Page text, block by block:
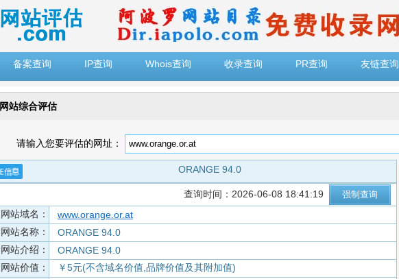
备案查询 IP查询 Whois查询 收录查询 PR查询 友链查询
网站综合评估
请输入您要评估的网址：
ORANGE 94.0
查询时间：2026-06-08 18:41:19
网站域名：
www.orange.or.at
网站名称：
ORANGE 94.0
网站介绍：
ORANGE 94.0
网站价值：
￥5元(不含域名价值,品牌价值及其附加值)